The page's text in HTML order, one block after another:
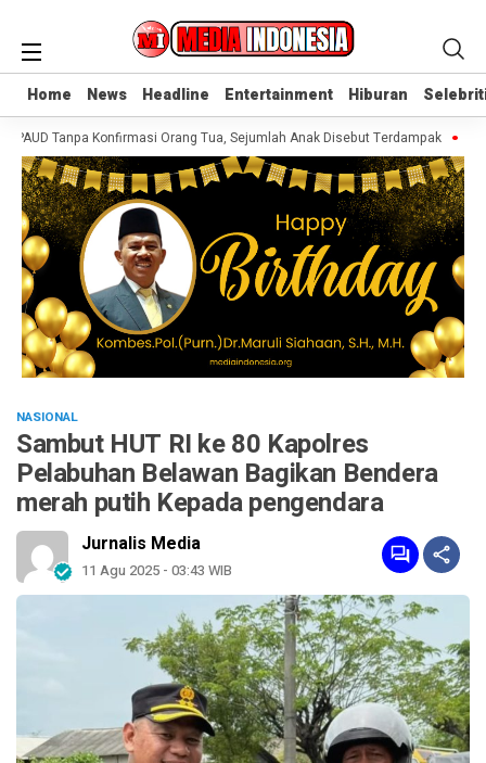
Home News Headline Entertainment Hiburan
Home News Headline Entertainment Hiburan
Tanpa Konfirmasi Orang Tua, Sejumlah Anak Disebut Terdampak
NASIONAL
Sambut HUT RI ke 80 Kapolres
Pelabuhan Belawan Bagikan Bendera
merah putih Kepada pengendara
Jurnalis Media
11 Agu 2025 - 03:43 WIB